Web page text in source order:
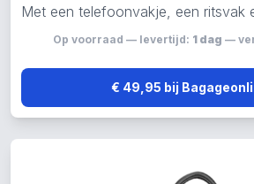
Met een telefoonvakje, een ritsvak
Op voorraad — levertijd: 1 dag —
€ 49,95 bij